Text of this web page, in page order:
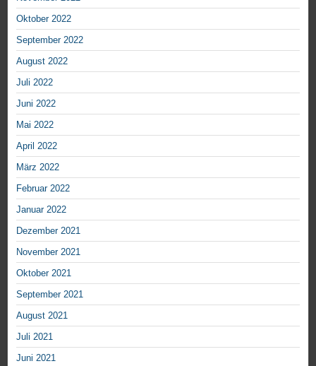
Oktober 2022
September 2022
August 2022
Juli 2022
Juni 2022
Mai 2022
April 2022
März 2022
Februar 2022
Januar 2022
Dezember 2021
November 2021
Oktober 2021
September 2021
August 2021
Juli 2021
Juni 2021